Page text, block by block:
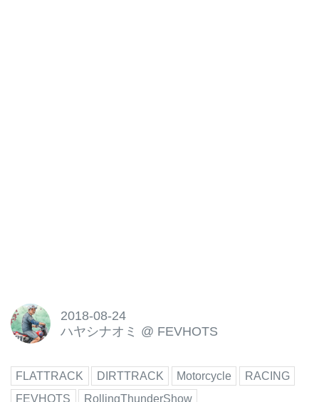
2018-08-24
ハヤシナオミ @ FEVHOTS
FLATTRACK DIRTTRACK Motorcycle
RACING
FEVHOTS
RollingThunderShow